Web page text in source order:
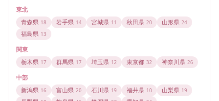
東北
青森県 18 岩手県 14 宮城県 11 秋田県 20 山形県 24
福島県 13
関東
栃木県 17 群馬県 17 埼玉県 12 東京都 32 神奈川県 26
中部
新潟県 16 富山県 20 石川県 19 福井県 10 山梨県 19